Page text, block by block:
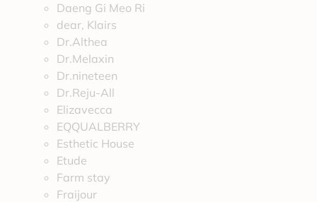
Daeng Gi Meo Ri
dear, Klairs
Dr.Althea
Dr.Melaxin
Dr.nineteen
Dr.Reju-All
Elizavecca
EQQUALBERRY
Esthetic House
Etude
Farm stay
Fraijour